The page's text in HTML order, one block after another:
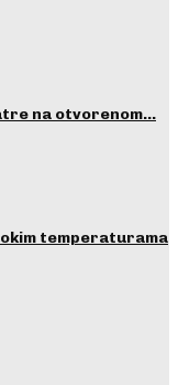
na otvorenom…
temperaturama